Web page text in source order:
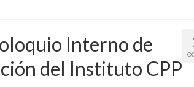
Interno de
del Instituto CPP